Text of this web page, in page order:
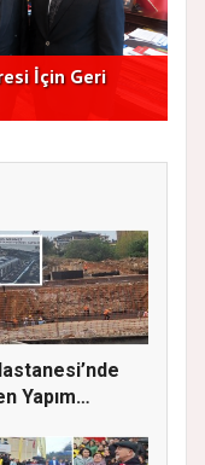
Vatandaşlarla
Yapım